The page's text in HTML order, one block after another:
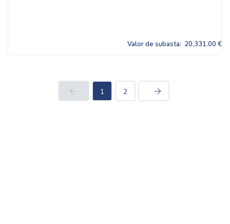
Valor de subasta: 20,331.00 €
1 2